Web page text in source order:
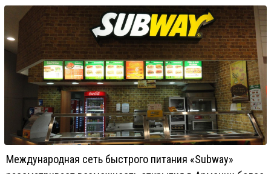
Международная сеть быстрого питания «Subway»